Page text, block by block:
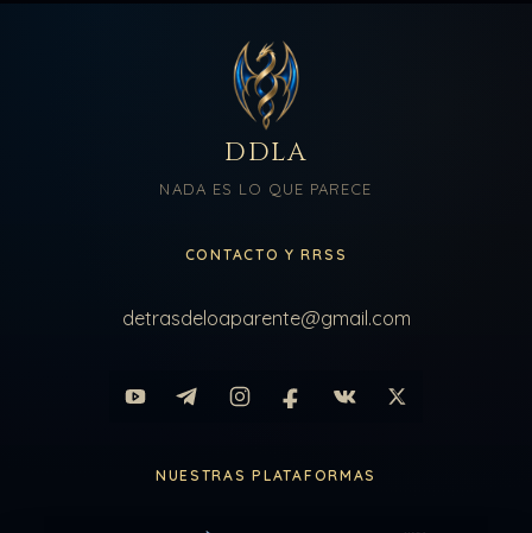
DDLA
NADA ES LO QUE PARECE
CONTACTO Y RRSS
detrasdeloaparente@gmail.com
NUESTRAS PLATAFORMAS